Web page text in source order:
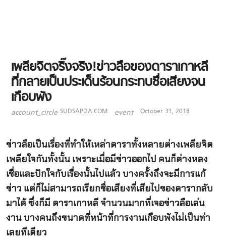
เพลียจิตจริ๊งจริง!ข่าวลือของดาราเกาหลี
ที่กลายเป็นประเด็นร้อนกระทบชื่อเสียงจน
เกือบพัง
account_circle SUDSAPDA.COM event October 31, 2018
ข่าวลือเป็นเรื่องที่ทำให้เหล่าดาราทั้งหลายต่างเพลียจิต
เพลียใจกันทั้งนั้น เพราะเมื่อมีข่าวออกไป คนก็ต่างหลง
เชื่อและปักใจกับเรื่องนั้นไปแล้ว บางครั้งถึงจะมีการแก้
ข่าว แต่ก็ไม่สามารถเรียกชื่อเสียงที่เสียไปของดารากลับ
มาได้ ซึ่งก็มี ดาราเกาหลี จำนวนมากที่เจอข่าวลือเล่น
งาน บางคนถึงขนาดที่หน้าที่การงานเกือบพังไม่เป็นท่า
เลยทีเดียว